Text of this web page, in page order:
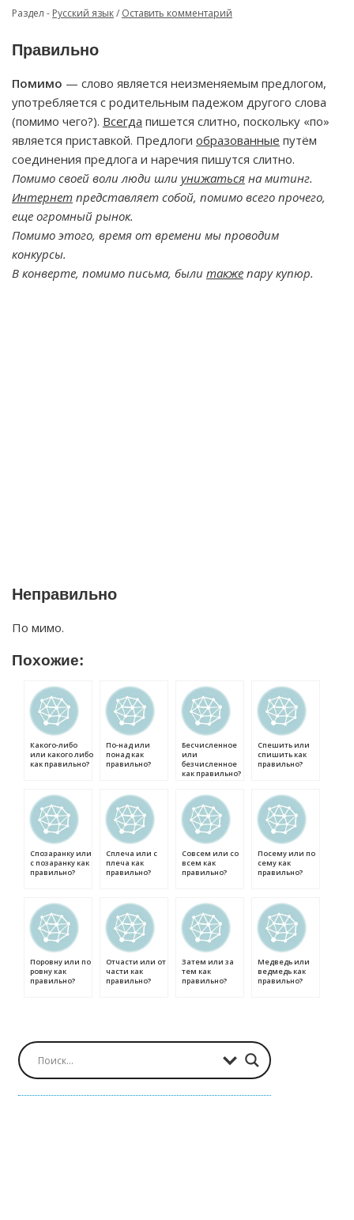
Раздел - Русский язык/ Оставить комментарий
Правильно
Помимо — слово является неизменяемым предлогом,
употребляется с родительным падежом другого слова
(помимо чего?). Всегда пишется слитно, поскольку «по»
является приставкой. Предлоги образованные путём
соединения предлога и наречия пишутся слитно.
Помимо своей воли люди шли унижаться на митинг.
Интернет представляет собой, помимо всего прочего,
еще огромный рынок.
Помимо этого, время от времени мы проводим
конкурсы.
В конверте, помимо письма, были также пару купюр.
Неправильно
По мимо.
Похожие:
Какого-либо
или какого либо
как правильно?
По-над или
понад как
правильно?
Бесчисленное
или
безчисленное
как правильно?
Спешить или
спишить как
правильно?
Спозаранку или
с позаранку как
правильно?
Сплеча или с
плеча как
правильно?
Совсем или со
всем как
правильно?
Посему или по
сему как
правильно?
Поровну или по
ровну как
правильно?
Отчасти или от
части как
правильно?
Затем или за
тем как
правильно?
Медведь или
ведмедь как
правильно?